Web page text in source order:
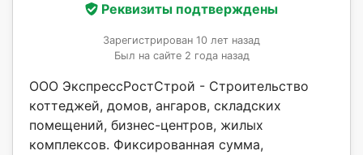
Реквизиты подтверждены
Зарегистрирован 10 лет назад
Был на сайте 2 года назад
ООО ЭкспрессРостСтрой - Строительство
коттеджей, домов, ангаров, складских
помещений, бизнес-центров, жилых
комплексов. Фиксированная сумма,